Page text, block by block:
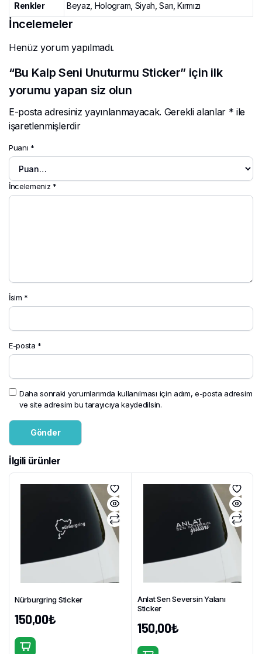
Renkler Beyaz, Hologram, Siyah, Sarı, Kırmızı
İncelemeler
Henüz yorum yapılmadı.
“Bu Kalp Seni Unuturmu Sticker” için ilk
yorumu yapan siz olun
E-posta adresiniz yayınlanmayacak. Gerekli alanlar * ile
işaretlenmişlerdir
Puanı *
İncelemeniz *
İsim *
E-posta *
Daha sonraki yorumlarımda kullanılması için adım, e-posta adresim
ve site adresim bu tarayıcıya kaydedilsin.
İlgili ürünler
Nürburgring Sticker
150,00₺
Anlat Sen Seversin Yalanı
Sticker
150,00₺